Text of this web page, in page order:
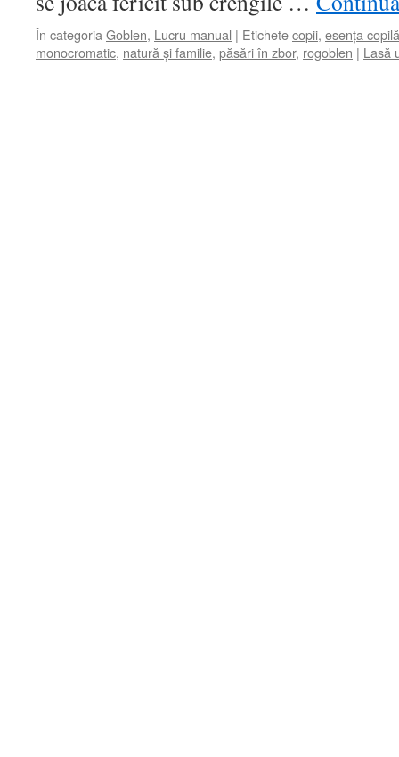
În categoria Goblen, Lucru manual | Etichetecopii, esența
monocromatic, natură și familie, păsări în zbor, rogoblen | Lasă